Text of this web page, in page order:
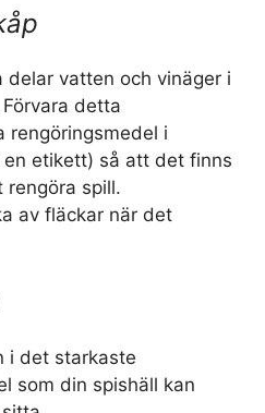
delar vatten och vinäger i
detta
rengöringsmedel i
etikett) så att det finns
spill.
av fläckar när det
i det starkaste
som din spishäll kan